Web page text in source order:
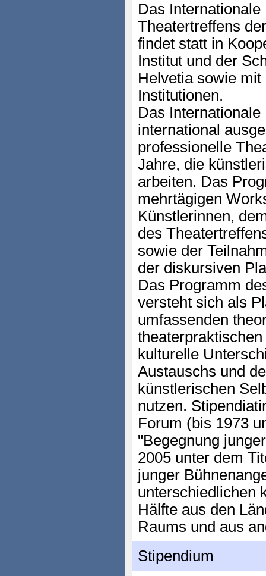
Das
Theatertreffens
findet statt in
Institut und der
Helvetia sowie
Institutionen.
Das
international
professionelle
Jahre, die
arbeiten. Das
mehrtägigen
Künstlerinnen,
des
sowie der
der diskursiven
Das Programm
versteht sich als
umfassenden
kulturelle
Austauschs und
künstlerischen
nutzen.
Forum (bis 1973
"Begegnung
2005 unter dem
junger
unterschiedlichen
Hälfte aus den
Raums und aus
Stipendium